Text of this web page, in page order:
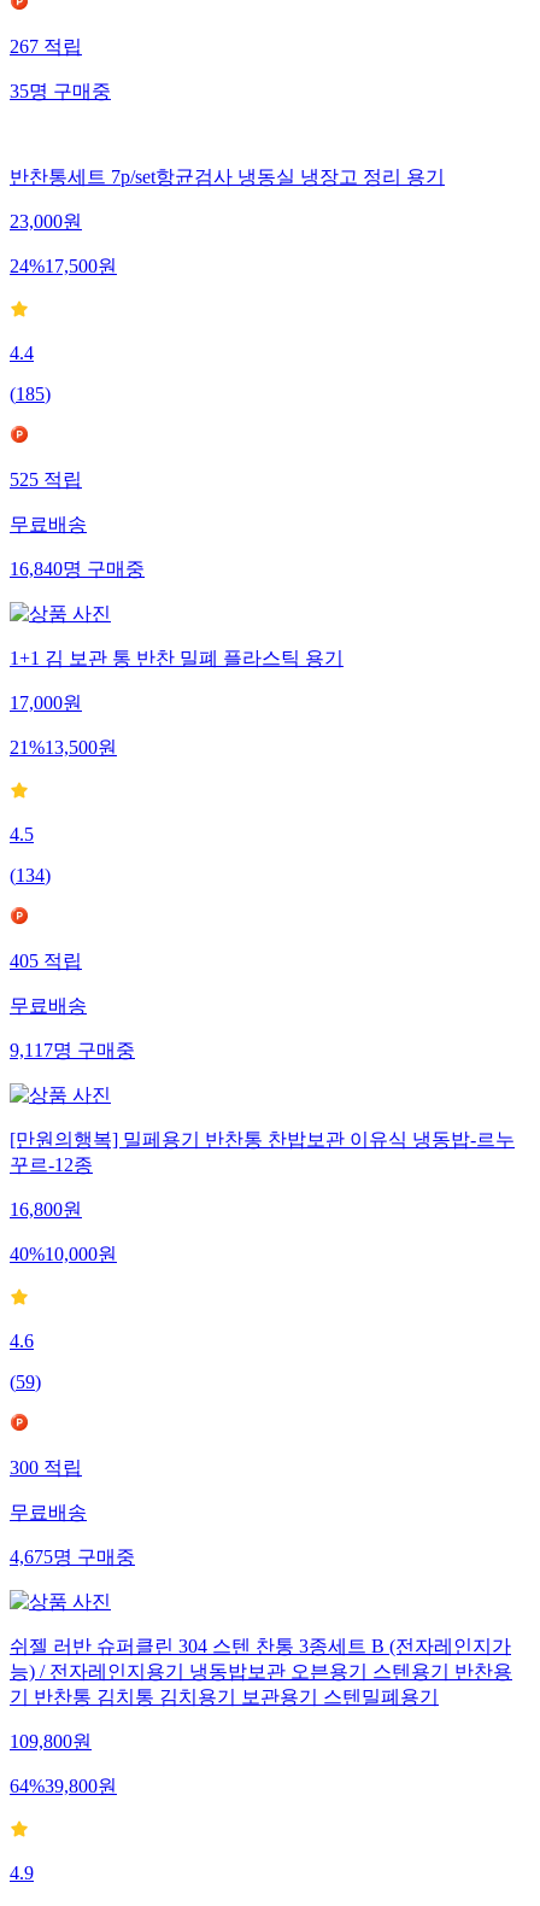
267적립
35명구매중
반찬통세트 7p/set항균검사 냉동실 냉장고 정리 용기
23,000원
24%17,500원
4.4
(185)
525적립
무료배송
16,840명구매중
1+1 김 보관 통 반찬 밀폐 플라스틱 용기
17,000원
21%13,500원
4.5
(134)
405적립
무료배송
9,117명구매중
[만원의행복] 밀페용기 반찬통 찬밥보관 이유식 냉동밥-르누
꾸르-12종
16,800원
40%10,000원
4.6
(59)
300적립
무료배송
4,675명구매중
쉬젤 러반 슈퍼클린 304 스텐 찬통 3종세트 B (전자레인지가
능) / 전자레인지용기 냉동밥보관 오븐용기 스텐용기 반찬용
기 반찬통 김치통 김치용기 보관용기 스텐밀폐용기
109,800원
64%39,800원
4.9